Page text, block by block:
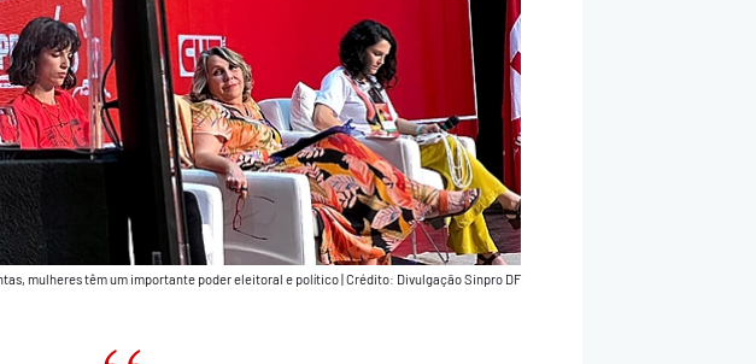
mulheres têm um importante poder eleitoral e político|Crédito: Divulgação Sinpro DF